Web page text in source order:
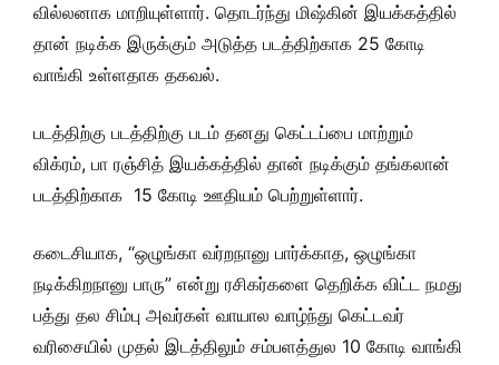
வில்லனாக மாறியுள்ளார். தொடர்ந்து மிஷ்கின் இயக்கத்தில்
தான் நடிக்க இருக்கும் அடுத்த படத்திற்காக 25 கோடி
வாங்கி உள்ளதாக தகவல்.
படத்திற்கு படத்திற்கு படம் தனது கெட்டப்பை மாற்றும்
விக்ரம், பா ரஞ்சித் இயக்கத்தில் தான் நடிக்கும் தங்கலான்
படத்திற்காக 15 கோடி ஊதியம் பெற்றுள்ளார்.
கடைசியாக, “ஒழுங்கா வர்றநானு பார்க்காத, ஒழுங்கா
நடிக்கிறநானு பாரு” என்று ரசிகர்களை தெறிக்க விட்ட நமது
பத்து தல சிம்பு அவர்கள் வாயால வாழ்ந்து கெட்டவர்
வரிசையில் முதல் இடத்திலும் சம்பளத்துல 10 கோடி வாங்கி